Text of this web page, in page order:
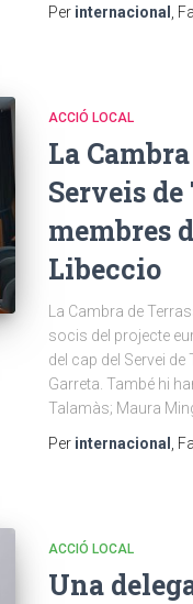
Per internacional , Fa
ACCIÓ LOCAL
La
Serveis
membres
Libeccio
La Cambra de
socis del projecte
del cap del Servei
Garreta. També hi
Talamàs; Maura
Per internacional , Fa
ACCIÓ LOCAL
Una